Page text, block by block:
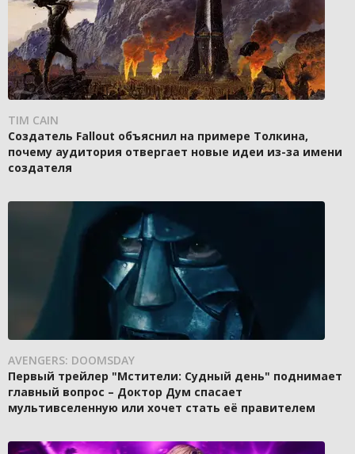
TIM CAIN
Создатель Fallout объяснил на примере Толкина,
почему аудитория отвергает новые идеи из-за имени
создателя
AVENGERS: DOOMSDAY
Первый трейлер "Мстители: Судный день" поднимает
главный вопрос – Доктор Дум спасает
мультивселенную или хочет стать её правителем